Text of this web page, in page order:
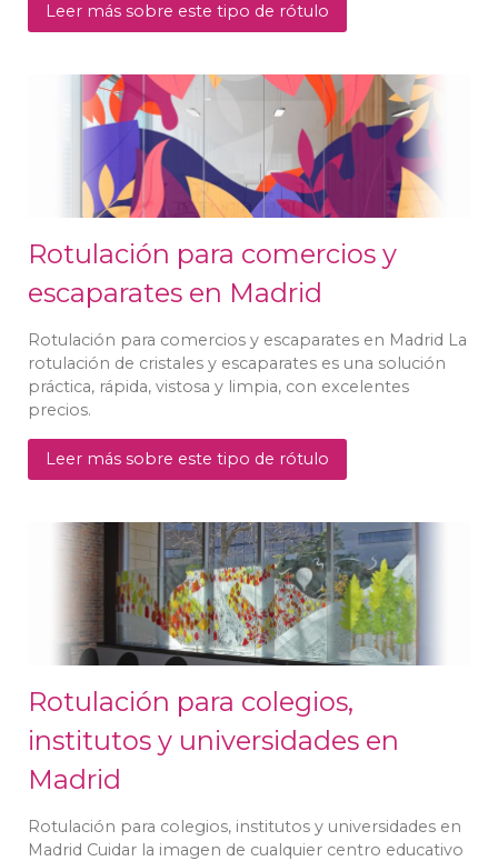
Leer más sobre este tipo de rótulo
Rotulación para comercios y
escaparates en Madrid
Rotulación para comercios y escaparates en Madrid La
rotulación de cristales y escaparates es una solución
práctica, rápida, vistosa y limpia, con excelentes
precios.
Leer más sobre este tipo de rótulo
Rotulación para colegios,
institutos y universidades en
Madrid
Rotulación para colegios, institutos y universidades en
Madrid Cuidar la imagen de cualquier centro educativo